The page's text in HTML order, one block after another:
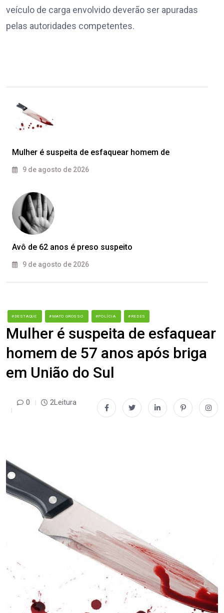
veículo de carga envolvido deverão ser apuradas
pelas autoridades competentes.
Mulher é suspeita de esfaquear homem de
9 de agosto de 2026
Avô de 62 anos é preso suspeito
9 de agosto de 2026
#DESTAQUE #MATO GROSSO #POLÍCIA #REDES
Mulher é suspeita de esfaquear
homem de 57 anos após briga
em União do Sul
0 2Leitura